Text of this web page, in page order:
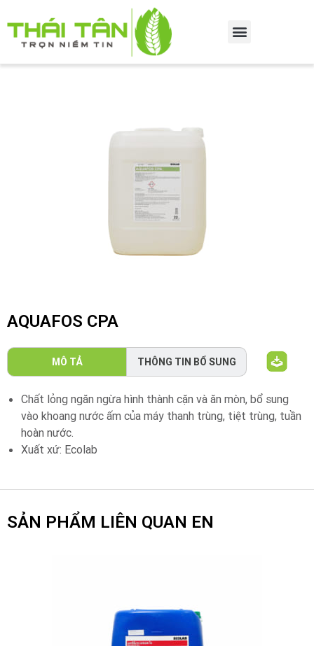
AQUAFOS CPA
MÔ TẢ THÔNG TIN BỔ SUNG
Chất lỏng ngăn ngừa hình thành cặn và ăn mòn, bổ sung
vào khoang nước ấm của máy thanh trùng, tiệt trùng, tuần
hoàn nước.
Xuất xứ: Ecolab
SẢN PHẨM LIÊN QUAN EN